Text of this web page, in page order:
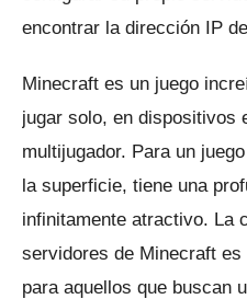
encontrar la dirección IP
Minecraft es un juego
jugar solo, en dispositivos
multijugador. Para un
la superficie, tiene una
infinitamente atractivo. La
servidores de Minecraft
para aquellos que buscan